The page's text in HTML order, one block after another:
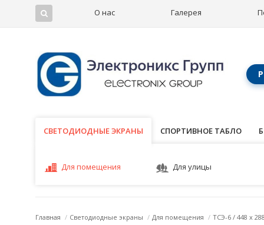
О нас Галерея
СВЕТОДИОДНЫЕ ЭКРАНЫ
СВЕТОДИОДНЫЕ ЭКРАНЫ СПОРТИВНОЕ ТАБЛО
Для помещения Для улицы
Главная / Светодиодные экраны / Для помещения / ТСЭ-6 / 448 x